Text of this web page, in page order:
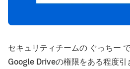
セキュリティチームの ぐっちー
Google Driveの権限をある程度